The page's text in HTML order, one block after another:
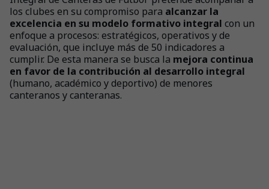
los clubes en su compromiso para alcanzar la
excelencia en su modelo formativo integral con un
enfoque a procesos: estratégicos, operativos y de
evaluación, que incluye más de 50 indicadores a
cumplir. De esta manera se busca la mejora continua
en favor de la contribución al desarrollo integral
(humano, académico y deportivo) de menores
canteranos y canteranas.